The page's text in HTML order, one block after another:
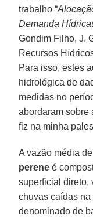
trabalho “
Demanda
Gondim Filho, J.
Recursos
Para isso, estes
hidrológica de
medidas no
abordaram sobre
fiz na minha
A vazão média
perene é
superficial direto,
chuvas caídas
denominado de